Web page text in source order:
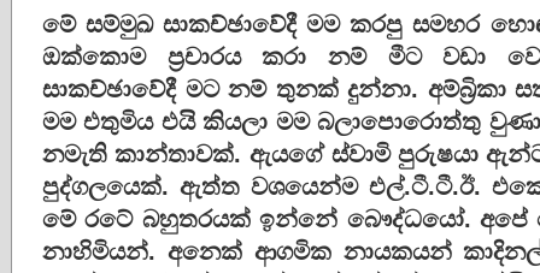
මේ සම්මුඛ සාකච්ඡාවේදී මම කරපු සමහර
ඔක්කොම ප්‍රචාරය කරා නම් මීට වඩා
සාකච්ඡාවේදී මට නම් තුනක් දුන්නා. අම්බ්‍රිකා
මම එතුමිය එයි කියලා මම බලාපොරොත්තු
නමැති කාන්තාවක්. ඇයගේ ස්වාමි පුරුෂයා
පුද්ගලයෙක්. ඇත්ත වශයෙන්ම එල්.ටී.ටී.ඊ.
මේ රටේ බහුතරයක් ඉන්නේ බෞද්ධයෝ. අපේ
නාහිමියන්. අනෙක් ආගමික නායකයන්